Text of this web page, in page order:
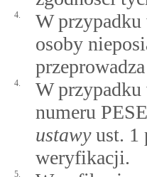
4.
W przypadku
osoby
4.
W przypadku
numeru
ustawyust. 1
weryfikacji.
5.